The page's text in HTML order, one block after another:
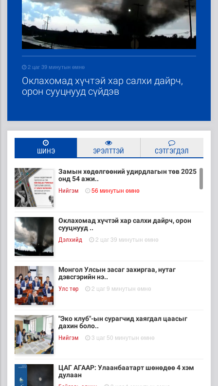
2 цаг 39 минутын өмнө
Оклахомад хүчтэй хар салхи дайрч,
орон сууцнууд сүйдэв
ШИНЭ ЭРЭЛТТЭЙ СЭТГЭГДЭЛ
Замын хөдөлгөөний удирдлагын төв 2025
онд 54 ажи..
Нийгэм 56 минутын өмнө
Оклахомад хүчтэй хар салхи дайрч, орон
сууцнууд ..
Дэлхийд 2 цаг 39 минутын өмнө
Монгол Улсын засаг захиргаа, нутаг
дэвсгэрийн нэ..
Улс төр 2 цаг 9 минутын өмнө
"Эко клуб"-ын сурагчид хаягдал цаасыг
дахин боло..
Нийгэм 3 цаг 50 минутын өмнө
ЦАГ АГААР: Улаанбаатарт шөнөдөө 4 хэм
дулаан